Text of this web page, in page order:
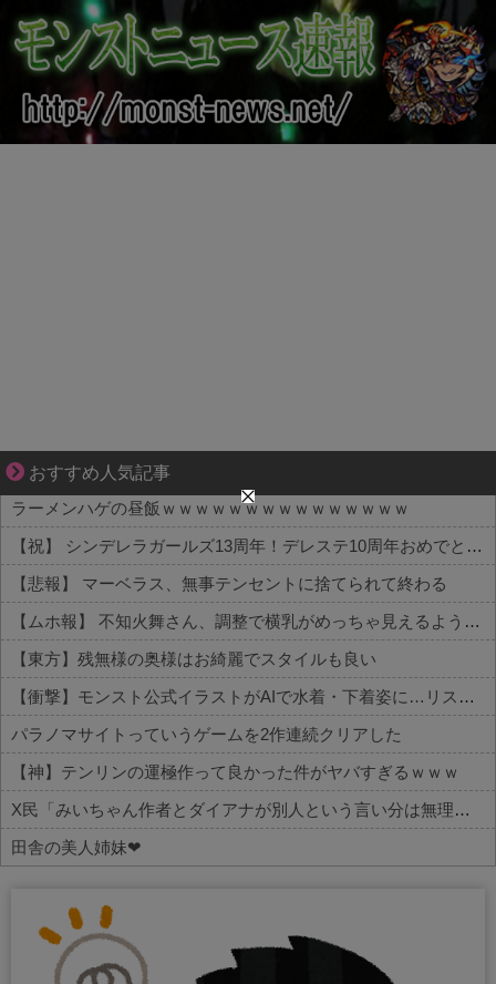
おすすめ人気記事
ずっと好き。俺はストーカーなんかじゃない。
ラーメンハゲの昼飯ｗｗｗｗｗｗｗｗｗｗｗｗｗｗｗ
【祝】 シンデレラガールズ13周年！デレステ10周年おめでとう！ガチャ更新SSR八神マキノ・イベントSRイヴ、SR望月聖！
【悲報】 マーベラス、無事テンセントに捨てられて終わる
【ムホ報】 不知火舞さん、調整で横乳がめっちゃ見えるようになるｗｗｗ
【東方】残無様の奥様はお綺麗でスタイルも良い
【衝撃】モンスト公式イラストがAIで水着・下着姿に…リスペクトはどこへ
パラノマサイトっていうゲームを2作連続クリアした
【神】テンリンの運極作って良かった件がヤバすぎるｗｗｗ
X民「みいちゃん作者とダイアナが別人という言い分は無理があるんじゃない？」 バチャ豚「！！！！」シュババババ
田舎の美人姉妹❤